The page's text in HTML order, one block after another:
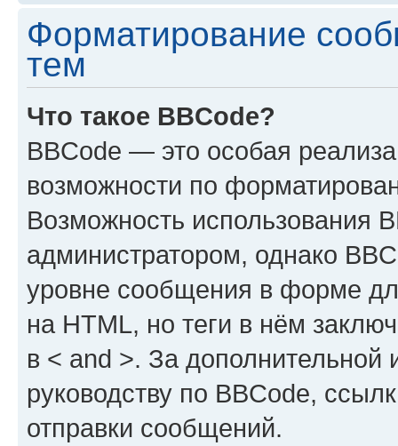
Форматирование
тем
Что такое BBCode?
BBCode — это особая
возможности по
Возможность использования
администратором, однако
уровне сообщения в форме
на HTML, но теги в нём
в < and >. За
руководству по BBCode,
отправки сообщений.